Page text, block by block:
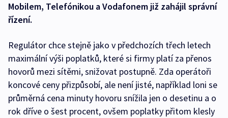
Mobilem, Telefónikou a Vodafonem již zahájil správní
řízení.
Regulátor chce stejně jako v předchozích třech letech
maximální výši poplatků, které si firmy platí za přenos
hovorů mezi sítěmi, snižovat postupně. Zda operátoři
koncové ceny přizpůsobí, ale není jisté, například loni se
průměrná cena minuty hovoru snížila jen o desetinu a o
rok dříve o šest procent, ovšem poplatky přitom klesly